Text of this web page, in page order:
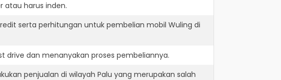
atau harus inden.
serta perhitungan untuk pembelian mobil Wuling di
drive dan menanyakan proses pembeliannya.
penjualan di wilayah Palu yang merupakan salah